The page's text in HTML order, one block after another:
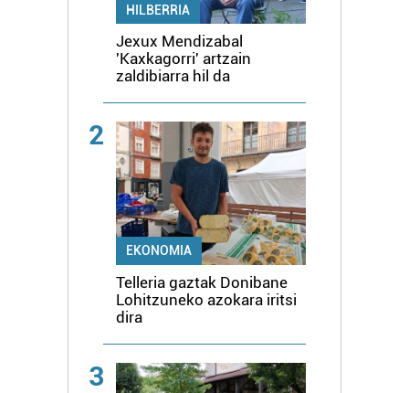
HILBERRIA
Jexux Mendizabal
'Kaxkagorri' artzain
zaldibiarra hil da
2
EKONOMIA
Telleria gaztak Donibane
Lohitzuneko azokara iritsi
dira
3